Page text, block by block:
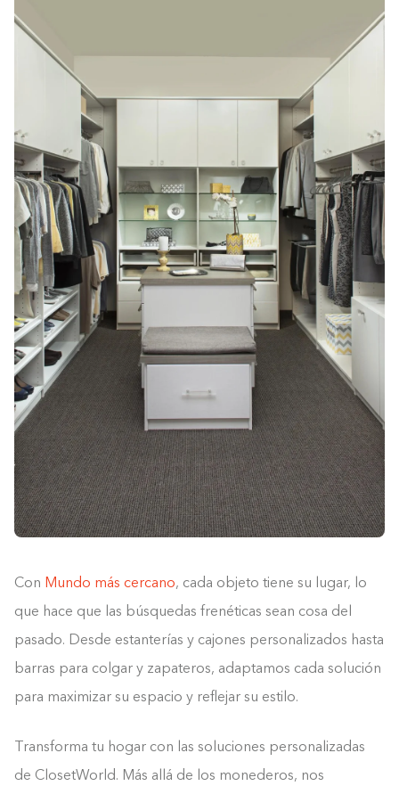
Con Mundo más cercano, cada objeto tiene su lugar, lo
que hace que las búsquedas frenéticas sean cosa del
pasado. Desde estanterías y cajones personalizados hasta
barras para colgar y zapateros, adaptamos cada solución
para maximizar su espacio y reflejar su estilo.
Transforma tu hogar con las soluciones personalizadas
de ClosetWorld. Más allá de los monederos, nos